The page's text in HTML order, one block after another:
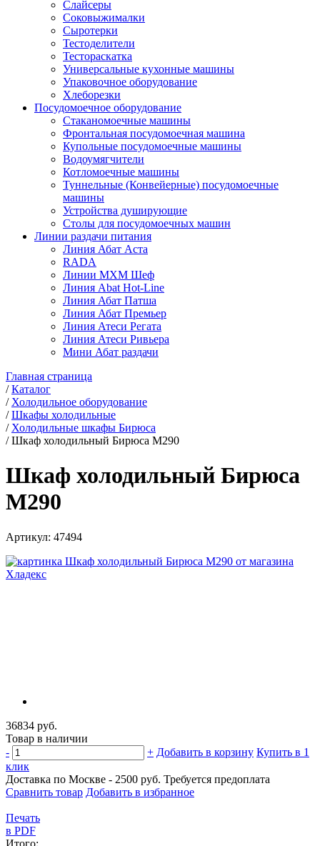
Слайсеры
Соковыжималки
Сыротерки
Тестоделители
Тестораскатка
Универсальные кухонные машины
Упаковочное оборудование
Хлеборезки
Посудомоечное оборудование
Стаканомоечные машины
Фронтальная посудомоечная машина
Купольные посудомоечные машины
Водоумягчители
Котломоечные машины
Туннельные (Конвейерные) посудомоечные
машины
Устройства душирующие
Столы для посудомоечных машин
Линии раздачи питания
Линия Абат Аста
RADA
Линии МХМ Шеф
Линия Abat Hot-Line
Линия Абат Патша
Линия Абат Премьер
Линия Атеси Регата
Линия Атеси Ривьера
Мини Абат раздачи
Главная страница
/Каталог
/ Холодильное оборудование
/Шкафы холодильные
/ Холодильные шкафы Бирюса
/Шкаф холодильный Бирюса M290
Шкаф холодильный Бирюса
M290
Артикул: 47494
36834 руб.
Товар в наличии
-
+ Добавить в корзину Купить в 1
клик
Доставка по Москве - 2500 руб. Требуется предоплата
Сравнить товар Добавить в избранное
Печать
в PDF
Итого: